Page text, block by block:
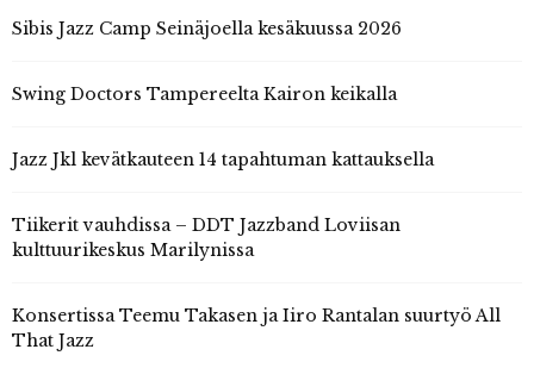
Sibis Jazz Camp Seinäjoella kesäkuussa 2026
Swing Doctors Tampereelta Kairon keikalla
Jazz Jkl kevätkauteen 14 tapahtuman kattauksella
Tiikerit vauhdissa – DDT Jazzband Loviisan
kulttuurikeskus Marilynissa
Konsertissa Teemu Takasen ja Iiro Rantalan suurtyö All
That Jazz